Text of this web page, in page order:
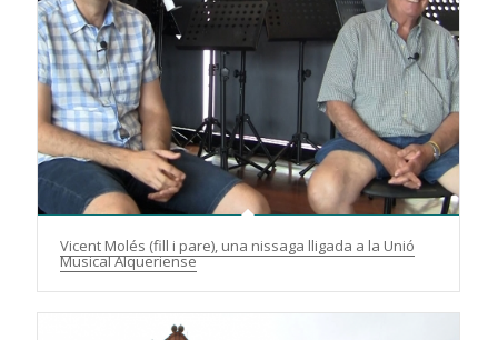
Vicent Molés (fill i pare), una nissaga lligada a la Unió
Musical Alqueriense